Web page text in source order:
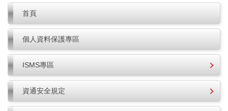
首頁
個人資料保護專區
ISMS專區
資通安全規定